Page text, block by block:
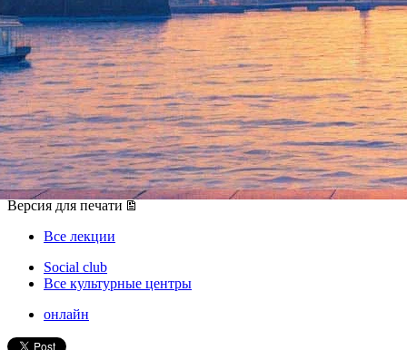
Эксперты расскажут, что
происходит с экономикой во
времена «коронакризиса»
10 апреля 2020, пятница,19.00
Версия для печати
Все лекции
Social club
Все культурные центры
онлайн